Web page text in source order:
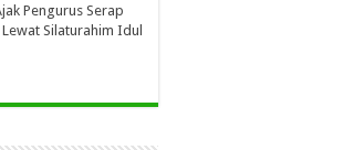
Pengurus Serap
Silaturahim Idul